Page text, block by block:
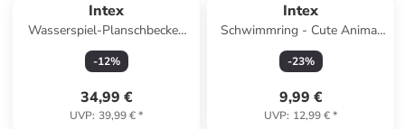
Intex
Wasserspiel-Planschbecken
"Palm Tree" - Ø 173 cm - ab 2
Jahren
-12%
34,99 €
UVP: 39,99 €*
Intex
Schwimmring - Cute Animal
Tubes in weiß
-23%
9,99 €
UVP: 12,99 €*